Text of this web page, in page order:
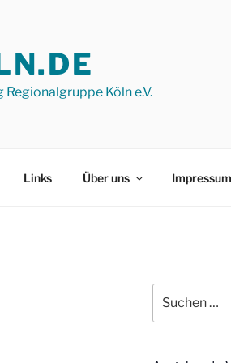
Köln e.V.
Links Über uns Impressum
nach: